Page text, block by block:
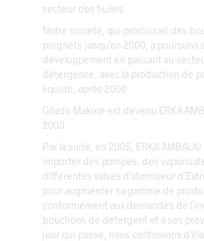
secteur des huiles.
Notre société, qui produisait des
poignets jusqu’en 2000, a poursuivi
développement en passant au
détergence, avec la production de
liquide, après 2000.
Gözde Makine est devenu ERKA
2003.
Par la suite, en 2005, ERKA
importer des pompes, des
différentes valves d’atomiseur
pour augmenter sa gamme de
conformément aux demandes de
bouchons de détergent et à ses
jour qui passe, nous continuons